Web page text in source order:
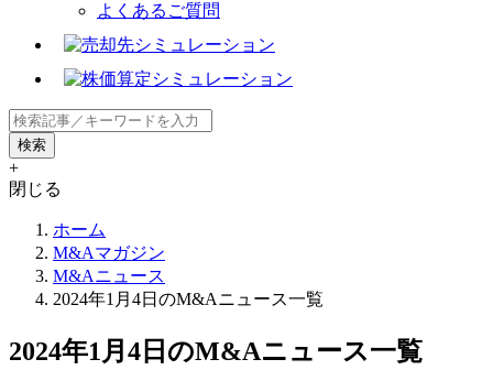
よくあるご質問
+
閉じる
ホーム
M&Aマガジン
M&Aニュース
2024年1月4日のM&Aニュース一覧
2024年1月4日のM&Aニュース一覧